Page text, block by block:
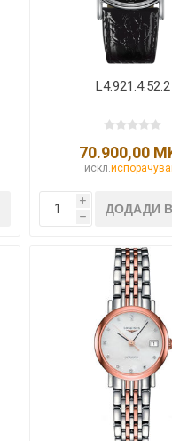
L4.921.4.52.2
70.900,00
искл.
i
h